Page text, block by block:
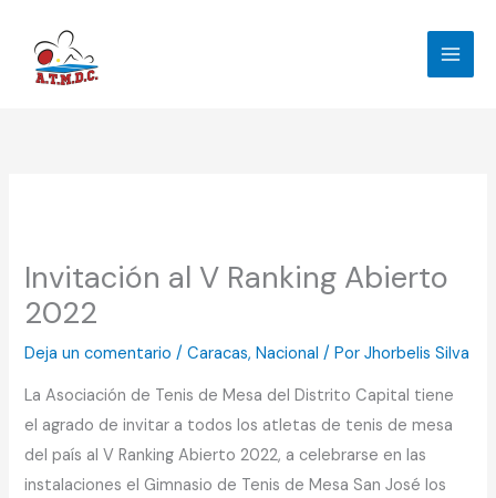
contenido
Invitación al V Ranking Abierto
2022
Deja un comentario /Caracas,Nacional / PorJhorbelis Silva
La Asociación de Tenis de Mesa del Distrito Capital tiene
el agrado de invitar a todos los atletas de tenis de mesa
del país al V Ranking Abierto 2022, a celebrarse en las
instalaciones el Gimnasio de Tenis de Mesa San José los